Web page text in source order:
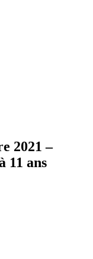
2021 –
11 ans